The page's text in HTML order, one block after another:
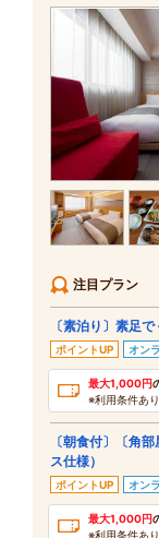
注目プラン
〔素泊り〕素足
ポイントUP オン
最大1,000円
※利用条件あり
〔朝食付〕〔角
ス仕様）
ポイントUP オン
最大1,000円
※利用条件あり